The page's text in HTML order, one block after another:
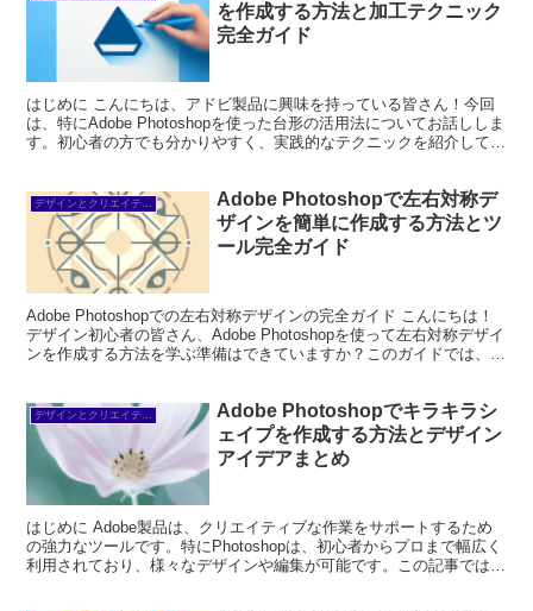
を作成する方法と加工テクニック
完全ガイド
はじめに こんにちは、アドビ製品に興味を持っている皆さん！今回
は、特にAdobe Photoshopを使った台形の活用法についてお話ししま
す。初心者の方でも分かりやすく、実践的なテクニックを紹介してい
Adobe Photoshopで左右対称デ
ザインを簡単に作成する方法とツ
ール完全ガイド
Adobe Photoshopでの左右対称デザインの完全ガイド こんにちは！
デザイン初心者の皆さん、Adobe Photoshopを使って左右対称デザイ
ンを作成する方法を学ぶ準備はできていますか？このガイドでは、基
Adobe Photoshopでキラキラシ
ェイプを作成する方法とデザイン
アイデアまとめ
はじめに Adobe製品は、クリエイティブな作業をサポートするため
の強力なツールです。特にPhotoshopは、初心者からプロまで幅広く
利用されており、様々なデザインや編集が可能です。この記事では、